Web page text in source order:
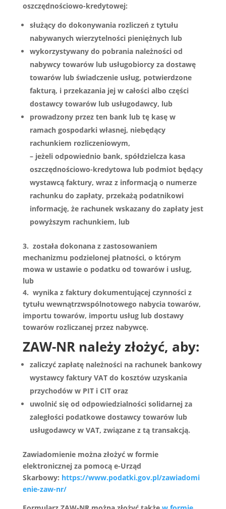
oszczędnościowo-kredytowej:
służący do dokonywania rozliczeń z tytułu
nabywanych wierzytelności pieniężnych lub
wykorzystywany do pobrania należności od
nabywcy towarów lub usługobiorcy za dostawę
towarów lub świadczenie usług, potwierdzone
fakturą, i przekazania jej w całości albo części
dostawcy towarów lub usługodawcy, lub
prowadzony przez ten bank lub tę kasę w
ramach gospodarki własnej, niebędący
rachunkiem rozliczeniowym,
– jeżeli odpowiednio bank, spółdzielcza kasa
oszczędnościowo-kredytowa lub podmiot będący
wystawcą faktury, wraz z informacją o numerze
rachunku do zapłaty, przekażą podatnikowi
informację, że rachunek wskazany do zapłaty jest
powyższym rachunkiem, lub
3. została dokonana z zastosowaniem
mechanizmu podzielonej płatności, o którym
mowa w ustawie o podatku od towarów i usług,
lub
4. wynika z faktury dokumentującej czynności z
tytułu wewnątrzwspólnotowego nabycia towarów,
importu towarów, importu usług lub dostawy
towarów rozliczanej przez nabywcę.
ZAW-NR należy złożyć, aby:
zaliczyć zapłatę należności na rachunek bankowy
wystawcy faktury VAT do kosztów uzyskania
przychodów w PIT i CIT oraz
uwolnić się od odpowiedzialności solidarnej za
zaległości podatkowe dostawcy towarów lub
usługodawcy w VAT, związane z tą transakcją.
Zawiadomienie można złożyć w formie
elektronicznej za pomocą e-Urząd
Skarbowy: https://www.podatki.gov.pl/zawiadomi
enie-zaw-nr/